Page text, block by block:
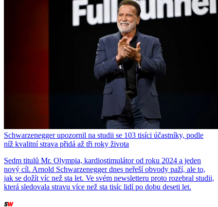
Schwarzenegger upozornil na studii se 103 tisíci účastníky, podle
níž kvalitní strava přidá až tři roky života
Sedm titulů Mr. Olympia, kardiostimulátor od roku 2024 a jeden
nový cíl. Arnold Schwarzenegger dnes neřeší obvody paží, ale to,
jak se dožít víc než sta let. Ve svém newsletteru proto rozebral studii,
která sledovala stravu více než sta tisíc lidí po dobu deseti let.